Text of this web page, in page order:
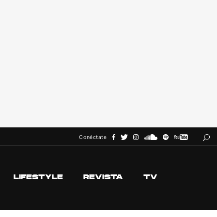
Conéctate
LIFESTYLE REVISTA TV